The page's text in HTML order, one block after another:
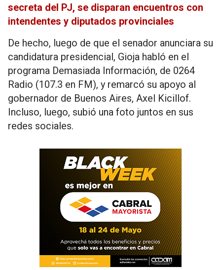
secreta del PJ, se disparan encuentros con
intendentes y diputados provinciales
De hecho, luego de que el senador anunciara su
candidatura presidencial, Gioja habló en el
programa Demasiada Información, de 0264
Radio (107.3 en FM), y remarcó su apoyo al
gobernador de Buenos Aires, Axel Kicillof.
Incluso, luego, subió una foto juntos en sus
redes sociales.